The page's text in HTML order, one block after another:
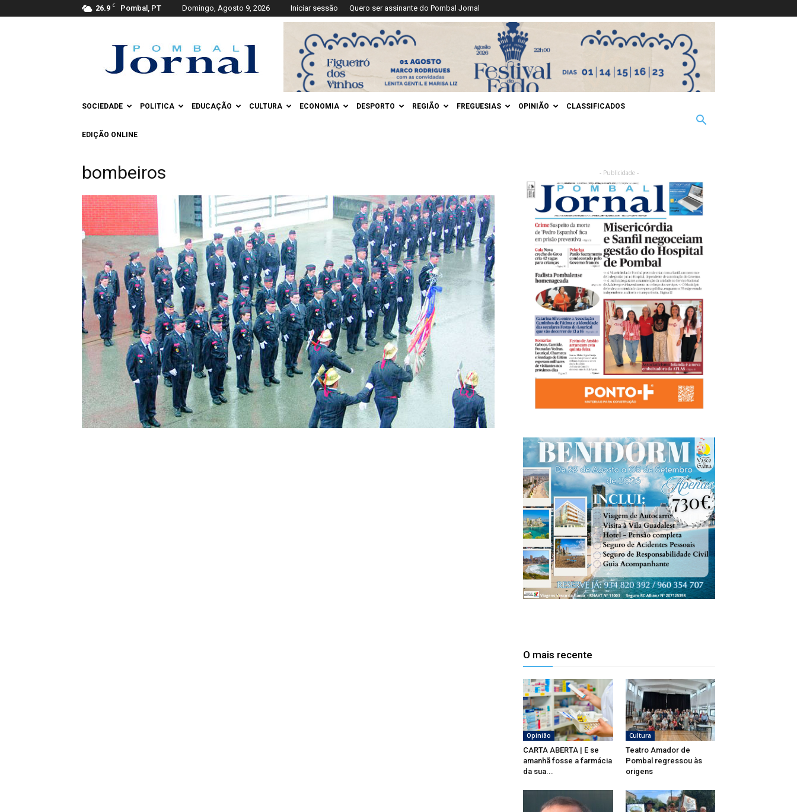
26.9 C Pombal, PT Domingo, Agosto 9, 2026 Iniciar sessão Quero ser assinante do Pombal Jornal
Jornal
SOCIEDADE POLITICA EDUCAÇÃO CULTURA ECONOMIA DESPORTO REGIÃO FREGUESIAS OPINIÃO CLASSIFICADOS
EDIÇÃO ONLINE
bombeiros - Publicidade -
O mais recente
Opinião
CARTA ABERTA | E se
amanhã fosse a farmácia
da sua...
Cultura
Teatro Amador de
Pombal regressou às
origens